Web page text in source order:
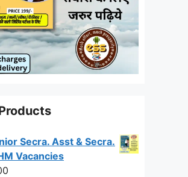
Secra. Asst & Secra.
Vacancies